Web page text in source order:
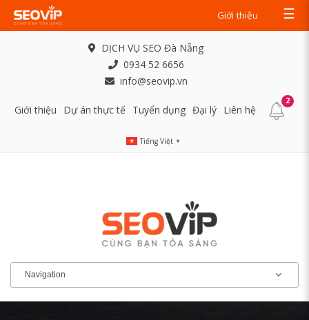
Giới thiệu ☰
DỊCH VỤ SEO Đà Nẵng
0934 52 6656
info@seovip.vn
Giới thiệu Dự án thực tế Tuyển dụng Đại lý Liên hệ
2
Tiếng Việt ▼